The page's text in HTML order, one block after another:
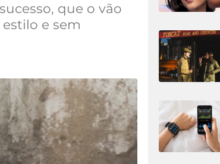
que o vão
e sem